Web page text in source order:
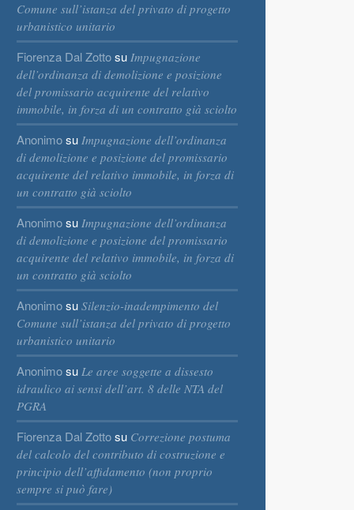
Comune sull’istanza del privato di progetto
urbanistico unitario
Fiorenza Dal Zottosu Impugnazione
dell’ordinanza di demolizione e posizione
del promissario acquirente del relativo
immobile, in forza di un contratto già sciolto
Anonimosu Impugnazione dell’ordinanza
di demolizione e posizione del promissario
acquirente del relativo immobile, in forza di
un contratto già sciolto
Anonimosu Impugnazione dell’ordinanza
di demolizione e posizione del promissario
acquirente del relativo immobile, in forza di
un contratto già sciolto
Anonimosu Silenzio-inadempimento del
Comune sull’istanza del privato di progetto
urbanistico unitario
Anonimosu Le aree soggette a dissesto
idraulico ai sensi dell’art. 8 delle NTA del
PGRA
Fiorenza Dal Zottosu Correzione postuma
del calcolo del contributo di costruzione e
principio dell’affidamento (non proprio
sempre si può fare)